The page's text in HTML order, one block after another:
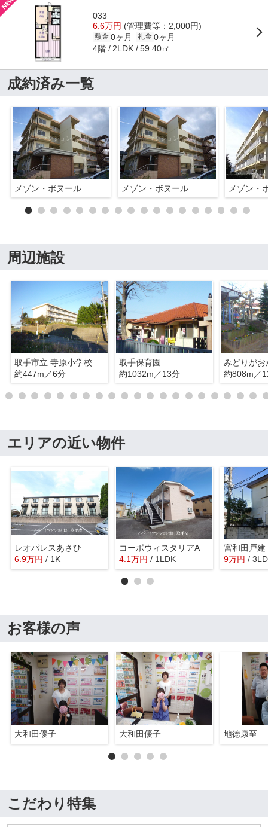
033
6.6万円 (管理費等：2,000円)
敷金 0ヶ月 礼金 0ヶ月
4階 2LDK 59.40㎡
成約済み一覧
メゾン・ボヌール メゾン・ボヌール メゾン・
周辺施設
取手市立 寺原小学校
約447m／6分
取手保育園
約1032m／13分
みどりがお
約808m／
エリアの近い物件
レオパレスあさひ
6.9万円 / 1K
コーポウィスタリアA
4.1万円 / 1LDK
宮和田戸建
9万円 /
お客様の声
大和田優子 大和田優子 地徳康至
こだわり特集